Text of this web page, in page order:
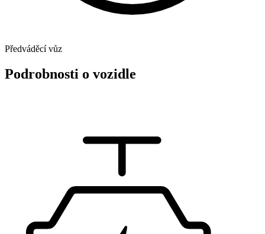
Předváděcí vůz
Podrobnosti o vozidle